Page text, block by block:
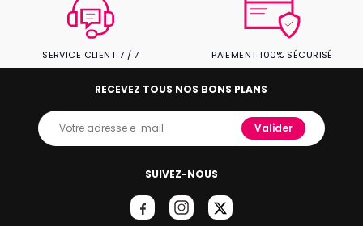
SERVICE CLIENT 7 / 7 PAIEMENT 100% SÉCURISÉ
SUIVEZ-NOUS
RECEVEZ TOUS NOS BONS PLANS
Valider